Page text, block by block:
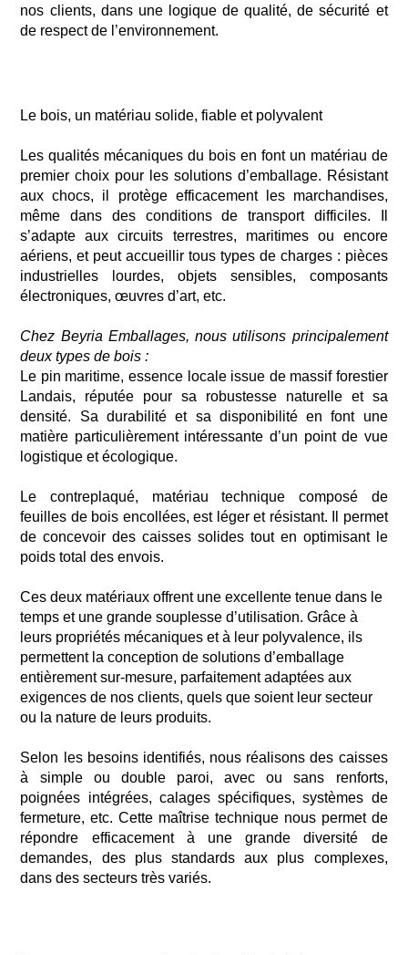
nos clients, dans une logique de qualité, de sécurité et
de respectde l’environnement.
Le bois, un matériau solide, fiable et polyvalent
Les qualités mécaniques du bois en font un matériau de
premier choix pour les solutions d’emballage. Résistant
aux chocs, il protège efficacement les marchandises,
même dans des conditions de transport difficiles. Il
s’adapte aux circuits terrestres, maritimes ou encore
aériens, et peut accueillir tous types de charges : pièces
industrielles lourdes, objets sensibles, composants
électroniques, œuvres d’art, etc.
Chez Beyria Emballages, nous utilisons principalement
deux types de bois :
Le pin maritime, essence locale issue demassif forestier
Landais, réputée pour sa robustesse naturelle et sa
densité. Sa durabilitéet sa disponibilité en font une
matière particulièrement intéressante d’un point de vue
logistique et écologique.
Le contreplaqué, matériau technique composé de
feuilles de bois encollées, est léger et résistant. Il permet
de concevoir des caisses solides tout en optimisant le
poids total des envois.
Ces deux matériaux offrent une excellente tenue dans le
temps et une grande souplesse d’utilisation. Grâce à
leurs propriétés mécaniques et à leur polyvalence, ils
permettent la conception de solutions d’emballage
entièrement sur-mesure, parfaitement adaptées aux
exigences de nos clients, quels que soient leur secteur
ou la nature de leurs produits.
Selon les besoins identifiés, nous réalisons des caisses
à simple ou double paroi, avec ou sans renforts,
poignées intégrées, calages spécifiques, systèmes de
fermeture, etc. Cette maîtrise technique nous permet de
répondre efficacement à une grande diversité de
demandes, des plus standards aux plus complexes,
dans des secteurs très variés.